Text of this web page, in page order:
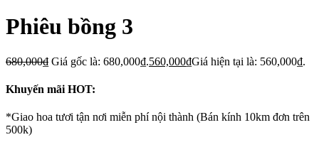
Phiêu bồng 3
680,000₫ Giá gốc là: 680,000₫.560,000₫Giá hiện tại là: 560,000₫.
Khuyến mãi HOT:
*Giao hoa tươi tận nơi miễn phí nội thành (Bán kính 10km đơn trên
500k)